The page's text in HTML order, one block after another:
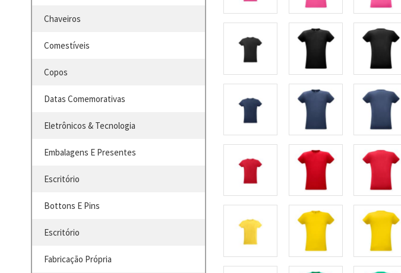
Chaveiros
Comestíveis
Copos
Datas Comemorativas
Eletrônicos & Tecnologia
Embalagens E Presentes
Escritório
Bottons E Pins
Escritório
Fabricação Própria